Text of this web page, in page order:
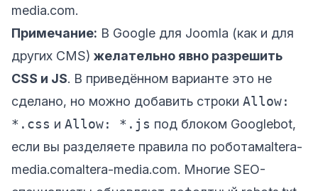
media.com.
Примечание: В Google для Joomla (как и для
других CMS) желательно явно разрешить
CSS и JS. В приведённом варианте это не
сделано, но можно добавить строки Allow:
*.css и Allow: *.js под блоком Googlebot,
если вы разделяете правила по роботамaltera-
media.comaltera-media.com. Многие SEO-